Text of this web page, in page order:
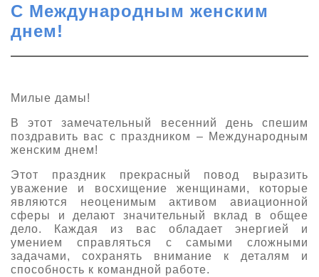
Экспо"
Павильон
2,
5
(495)
477-
33-81
О выставке
Партнеры выставки
Крокус Экспо
Для участников
С Международным женским
днем!
Милые дамы!
В этот замечательный весенний день спешим
поздравить вас с праздником – Международным
женским днем!
Этот праздник прекрасный повод выразить
уважение и восхищение женщинами, которые
являются неоценимым активом авиационной
сферы и делают значительный вклад в общее
дело. Каждая из вас обладает энергией и
умением справляться с самыми сложными
задачами, сохранять внимание к деталям и
способность к командной работе.